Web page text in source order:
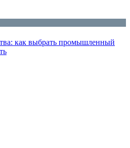
как выбрать промышленный